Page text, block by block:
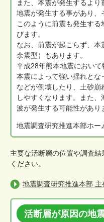
また、本震が発生するよ
地震が発生する事があり、
このように前震も発生す
びます。
なお、前震が起こらず、
余震型）もあります。
平成28年熊本地震において
本震によって強い揺れとな
などが倒壊したり、土砂
しやすくなります。また
波が発生する可能性があり
地震調査研究推進本部ホー
主要な活断層の位置や調査
ください。
地震調査研究推進本部
活断層が原因の地